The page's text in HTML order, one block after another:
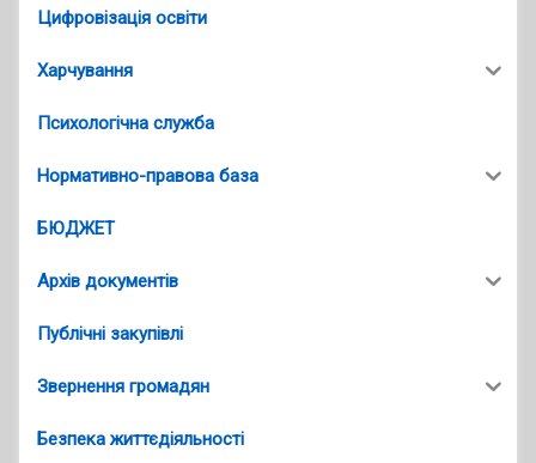
Цифровізація освіти
Харчування
Психологічна служба
Нормативно-правова база
БЮДЖЕТ
Архів документів
Публічні закупівлі
Звернення громадян
Безпека життєдіяльності